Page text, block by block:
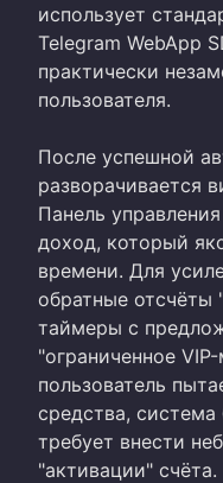
использует
Telegram WebApp
практически
пользователя.
После успешной
разворачивается
Панель
доход, который
времени. Для
обратные отсчёты
таймеры с
"ограниченное
пользователь
средства,
требует внести
"активации"